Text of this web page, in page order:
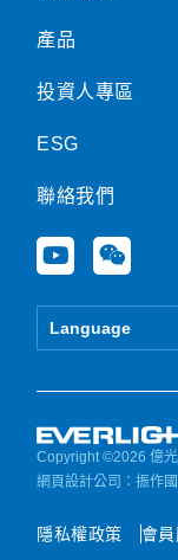
產品
投資人專區
ESG
聯絡我們
Y
o
u
e
W
e
i
Language
Copyright ©2026 億
網頁設計公司 ：振作
隱私權政策 會